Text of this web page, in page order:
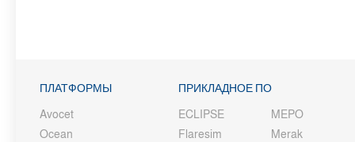
ПЛАТФОРМЫ
Avocet
Ocean
ПРИКЛАДНОЕ ПО
ECLIPSE
Flaresim
MEPO
Merak